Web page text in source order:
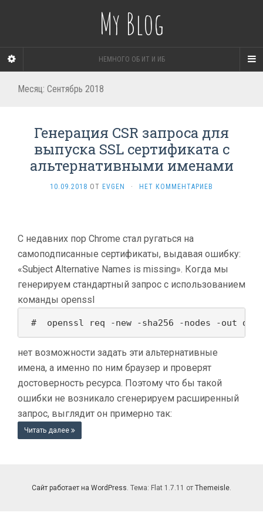
My Blog
НЕМНОГО ОБ ИТ И ИБ
Месяц: Сентябрь 2018
Генерация CSR запроса для
выпуска SSL сертификата с
альтернативными именами
10.09.2018 ОТ EVGEN · НЕТ КОММЕНТАРИЕВ
С недавних пор Chrome стал ругаться на
самоподписанные сертификаты, выдавая ошибку:
«Subject Alternative Names is missing». Когда мы
генерируем стандартный запрос с использованием
команды openssl
#  openssl req -new -sha256 -nodes -out
нет возможности задать эти альтернативные
имена, а именно по ним браузер и проверят
достоверность ресурса. Поэтому что бы такой
ошибки не возникало сгенерируем расширенный
запрос, выглядит он примерно так:
Читать далее
Сайт работает на WordPress. Тема: Flat 1.7.11 от Themeisle.